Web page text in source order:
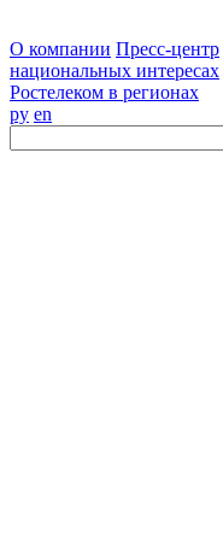
О компании Пресс-центр
национальных интересах
Ростелеком в регионах
ру en